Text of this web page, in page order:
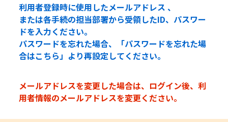
利用者登録時に使用したメールアドレス 、
または各手続の担当部署から受領したID、パスワー
ドを入力ください。
パスワードを忘れた場合、「パスワードを忘れた場
合はこちら」より再設定してください。
メールアドレスを変更した場合は、ログイン後、利
用者情報のメールアドレスを変更ください。